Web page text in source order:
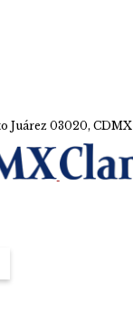
Juárez 03020, CDMX